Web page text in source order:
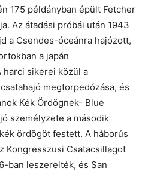
175 példányban épült Fetcher
Az átadási próbái után 1943
a Csendes-óceánra hajózott,
a japán
sikerei közül a
megtorpedózása, és
Kék Ördögnek- Blue
személyzete a második
ördögöt festett. A háborús
Kongresszusi Csatacsillagot
ban leszerelték, és San